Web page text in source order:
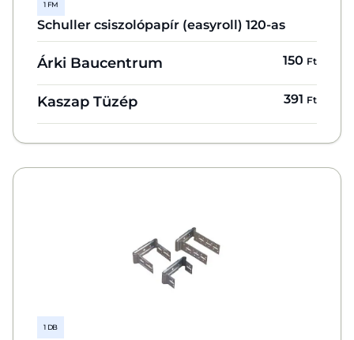
1 FM
Schuller csiszolópapír (easyroll) 120-as
Árki Baucentrum 150 Ft
Kaszap Tüzép 391 Ft
1 DB